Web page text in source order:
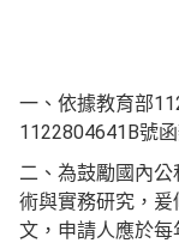
一、依據教育部
1122804641B號函
二、為鼓勵國內
術與實務研究，
文，申請人應於每